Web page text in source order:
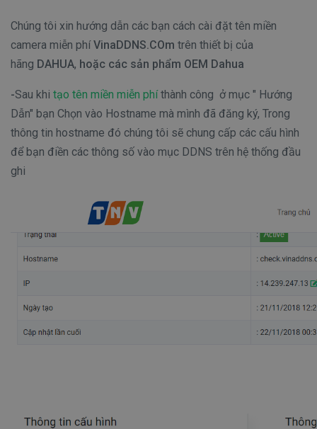
Chúng tôi xin hướng dẫn các bạn cách cài đặt tên miền
camera miễn phíVinaDDNS.COm trên thiết bị của
hãng DAHUA, hoặc các sản phẩm OEM Dahua
-Sau khi tạo tên miền miễn phíthành công ở mục " Hướng
Dẫn" bạn Chọn vào Hostname mà mình đã đăng ký, Trong
thông tin hostname đó chúng tôi sẽ chung cấp các cấu hình
để bạn điền các thông số vào mục DDNS trên hệ thống đầu
ghi